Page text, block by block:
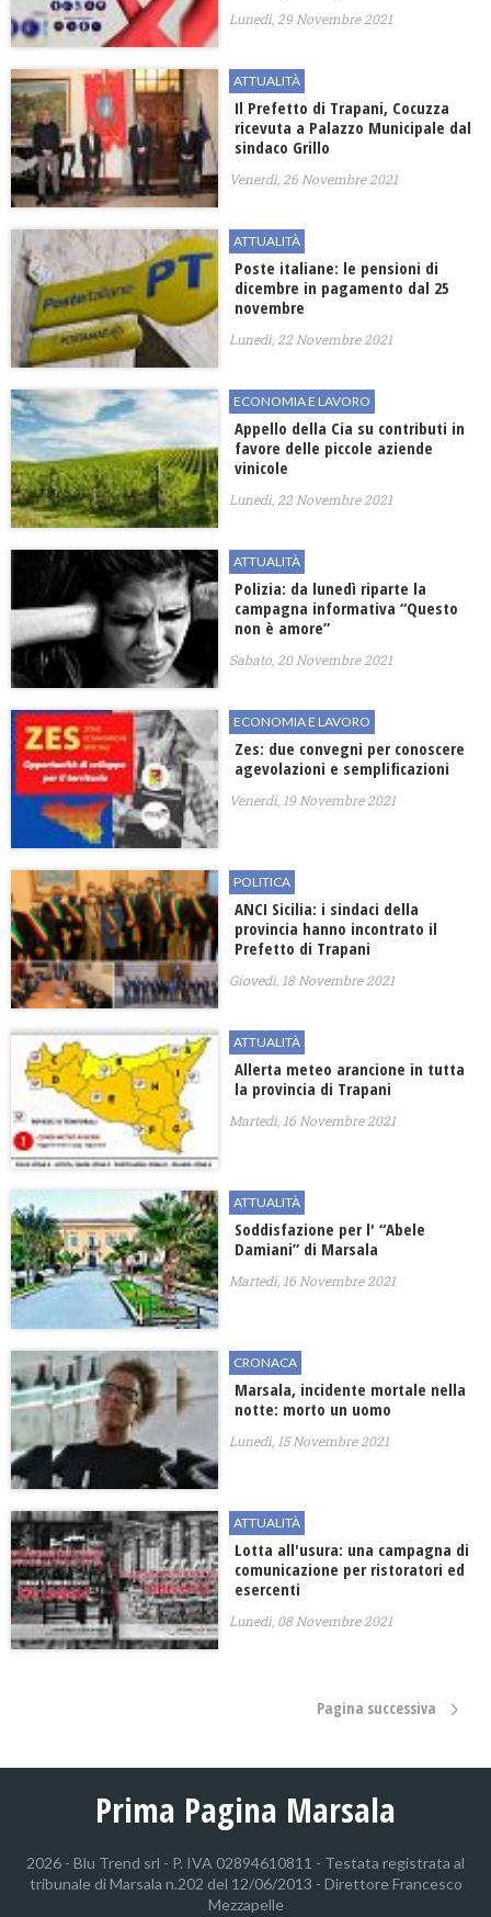
Lunedì, 29 Novembre 2021
ATTUALITÀ
Il Prefetto di Trapani, Cocuzza
ricevuta a Palazzo Municipale dal
sindaco Grillo
Venerdì, 26 Novembre 2021
ATTUALITÀ
Poste italiane: le pensioni di
dicembre in pagamento dal 25
novembre
Lunedì, 22 Novembre 2021
ECONOMIA E LAVORO
Appello della Cia su contributi in
favore delle piccole aziende
vinicole
Lunedì, 22 Novembre 2021
ATTUALITÀ
Polizia: da lunedì riparte la
campagna informativa “Questo
non è amore”
Sabato, 20 Novembre 2021
ECONOMIA E LAVORO
Zes: due convegni per conoscere
agevolazioni e semplificazioni
Venerdì, 19 Novembre 2021
POLITICA
ANCI Sicilia: i sindaci della
provincia hanno incontrato il
Prefetto di Trapani
Giovedì, 18 Novembre 2021
ATTUALITÀ
Allerta meteo arancione in tutta
la provincia di Trapani
Martedì, 16 Novembre 2021
ATTUALITÀ
Soddisfazione per l' “Abele
Damiani” di Marsala
Martedì, 16 Novembre 2021
CRONACA
Marsala, incidente mortale nella
notte: morto un uomo
Lunedì, 15 Novembre 2021
ATTUALITÀ
Lotta all'usura: una campagna di
comunicazione per ristoratori ed
esercenti
Lunedì, 08 Novembre 2021
Pagina successiva
Prima Pagina Marsala
2026 - Blu Trend srl - P. IVA 02894610811 - Testata registrata al
tribunale di Marsala n.202 del 12/06/2013 - Direttore Francesco
Mezzapelle